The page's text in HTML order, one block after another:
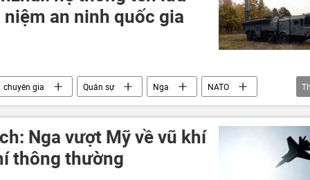
an ninh quốc gia
chuyên gia Quân sự Nga
NATO
lửa
Nga vượt Mỹ về vũ khí
thông thường